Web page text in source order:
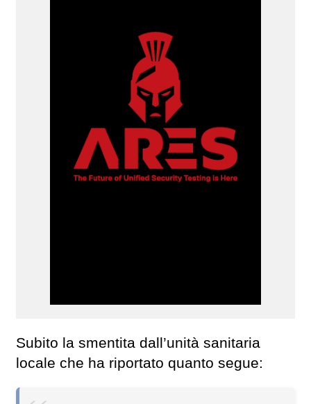
Subito la smentita dall’unità sanitaria
locale che ha riportato quanto segue: